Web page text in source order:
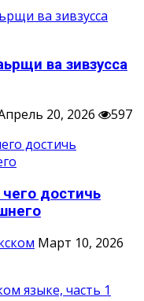
ва зивзусса
20, 2026 597
достичь
Март 10, 2026